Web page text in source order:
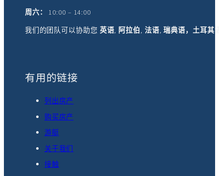
周六：
10:00 – 14:00
我们的团队可以协助您 英语, 阿拉伯, 法语,瑞典语，土耳其
有用的链接
列出房产
购买房产
游艇
关于我们
接触